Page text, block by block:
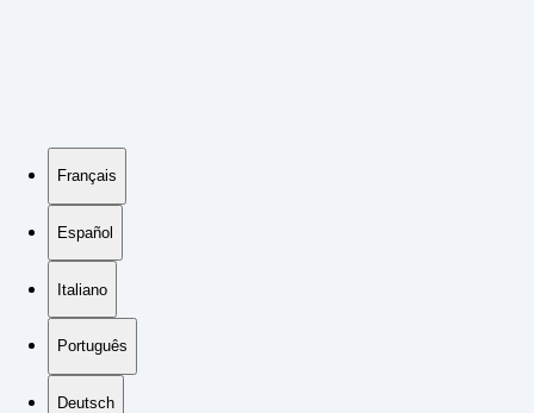
Français
Español
Italiano
Português
Deutsch